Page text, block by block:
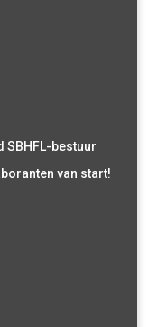
bestuur
van start!